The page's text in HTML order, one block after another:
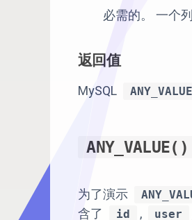
必需的。 一个列
返回值
MySQL
ANY_VALUE()
为了演示
含了
id , user